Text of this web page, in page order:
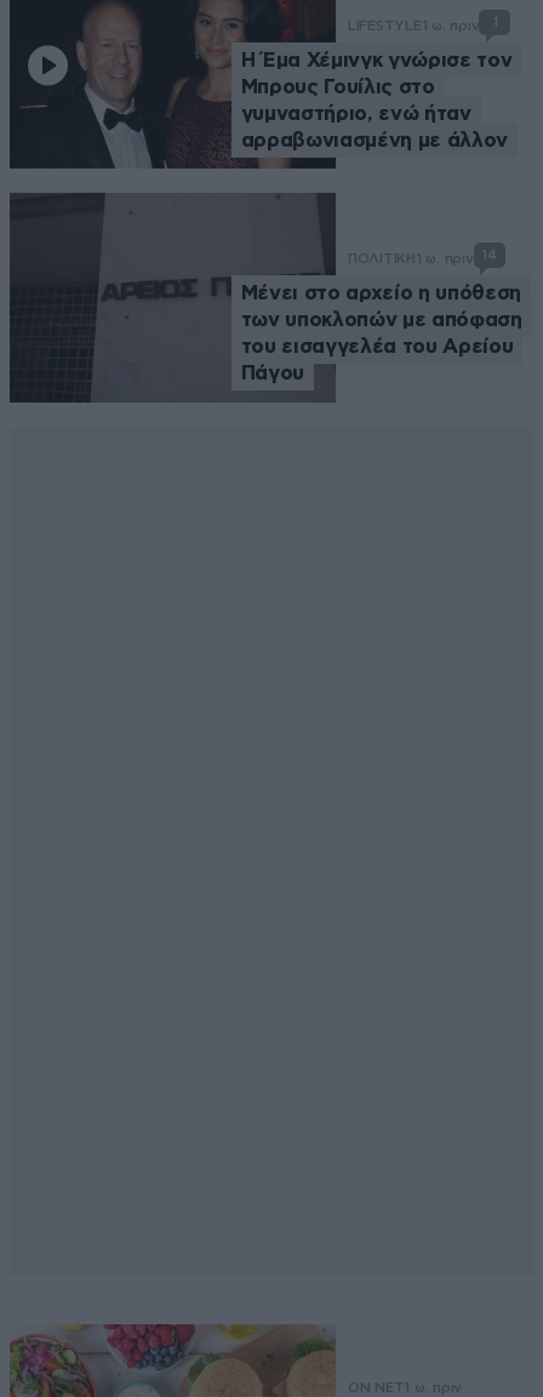
LIFESTYLE 1 ω. πριν 1
Η Έμα Χέμινγκ γνώρισε τον
Μπρους Γουίλις στο
γυμναστήριο, ενώ ήταν
αρραβωνιασμένη με άλλον
ΠΟΛΙΤΙΚΗ 1 ω. πριν 14
Μένει στο αρχείο η υπόθεση
των υποκλοπών με απόφαση
του εισαγγελέα του Αρείου
Πάγου
ON NET 1 ω. πριν